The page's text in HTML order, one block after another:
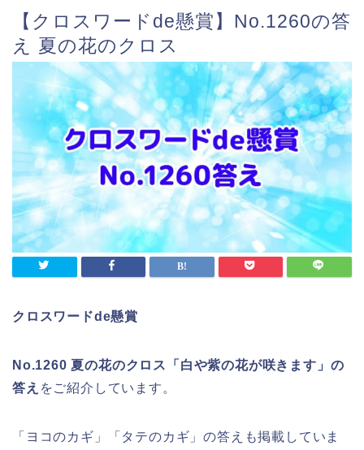
【クロスワードde懸賞】No.1260の答
え 夏の花のクロス
クロスワードde懸賞
No.1260 夏の花のクロス「白や紫の花が咲きます」の
答え をご紹介しています。
「ヨコのカギ」「タテのカギ」の答えも掲載していま